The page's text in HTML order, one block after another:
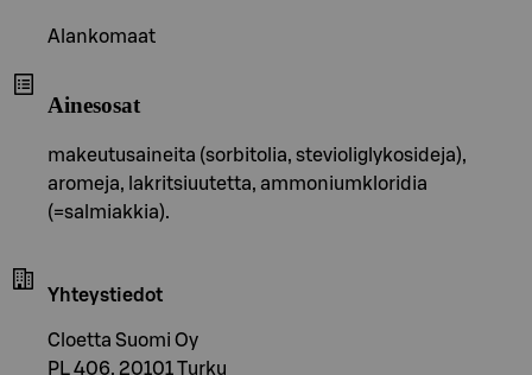
Alankomaat
Ainesosat
makeutusaineita (sorbitolia, stevioliglykosideja),
aromeja, lakritsiuutetta, ammoniumkloridia
(=salmiakkia).
Yhteystiedot
Cloetta Suomi Oy
PL 406, 20101 Turku